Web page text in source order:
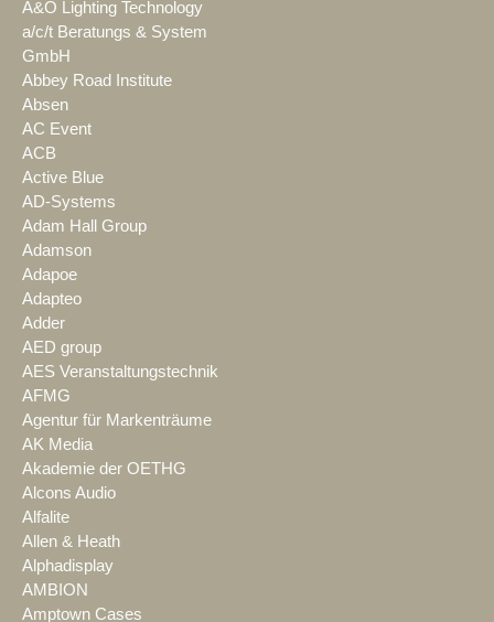
A&O Lighting Technology
a/c/t Beratungs & System
GmbH
Abbey Road Institute
Absen
AC Event
ACB
Active Blue
AD-Systems
Adam Hall Group
Adamson
Adapoe
Adapteo
Adder
AED group
AES Veranstaltungstechnik
AFMG
Agentur für Markenträume
AK Media
Akademie der OETHG
Alcons Audio
Alfalite
Allen & Heath
Alphadisplay
AMBION
Amptown Cases